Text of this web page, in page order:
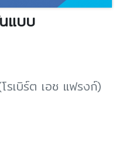
แบบ
เบิร์ต เอช แฟรงก์)